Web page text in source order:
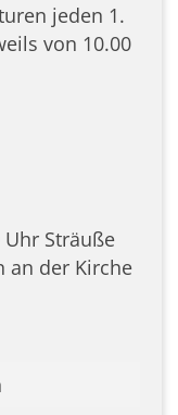
jeden 1.
von 10.00
Sträuße
an der Kirche